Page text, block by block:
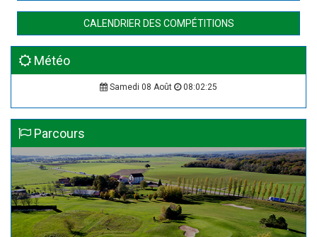
CALENDRIER DES COMPÉTITIONS
Météo
Samedi 08 Août 08:02:25
Parcours